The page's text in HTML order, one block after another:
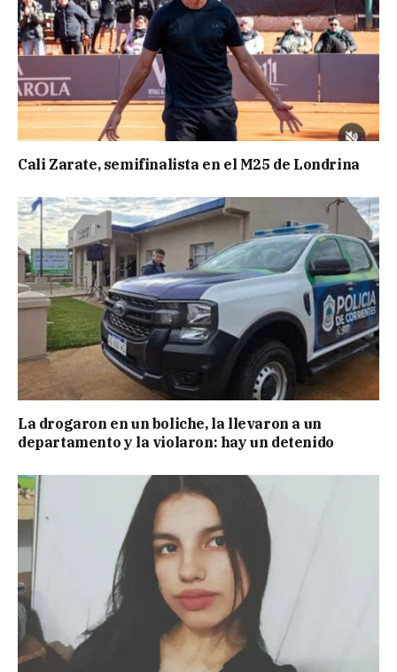
Cali Zarate, semifinalista en el M25 de Londrina
La drogaron en un boliche, la llevaron a un
departamento y la violaron: hay un detenido